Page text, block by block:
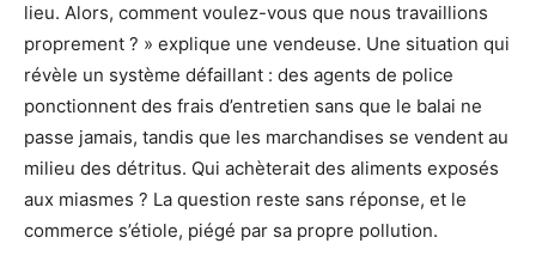
lieu. Alors, comment voulez-vous que nous travaillions
proprement ? » explique une vendeuse. Une situation qui
révèle un système défaillant : des agents de police
ponctionnent des frais d’entretien sans que le balai ne
passe jamais, tandis que les marchandises se vendent au
milieu des détritus. Qui achèterait des aliments exposés
aux miasmes ? La question reste sans réponse, et le
commerce s’étiole, piégé par sa propre pollution.